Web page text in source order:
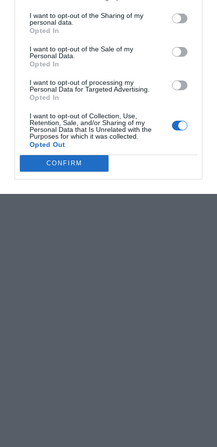
I want to opt-out of the Sharing of my
personal data.
Opted In
I want to opt-out of the Sale of my
Personal Data.
Opted In
I want to opt-out of processing my
Personal Data for Targeted Advertising.
Opted In
I want to opt-out of Collection, Use,
Retention, Sale, and/or Sharing of my
Personal Data that Is Unrelated with the
Purposes for which it was collected.
Opted Out
CONFIRM